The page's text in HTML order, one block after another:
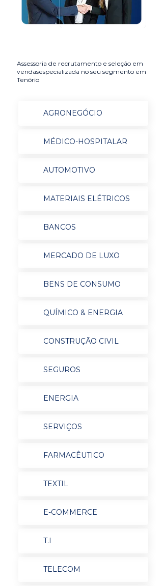
Assessoria de recrutamento e seleção em
vendasespecializada no seu segmento em
Tenório
AGRONEGÓCIO
MÉDICO-HOSPITALAR
AUTOMOTIVO
MATERIAIS ELÉTRICOS
BANCOS
MERCADO DE LUXO
BENS DE CONSUMO
QUÍMICO & ENERGIA
CONSTRUÇÃO CIVIL
SEGUROS
ENERGIA
SERVIÇOS
FARMACÊUTICO
TEXTIL
E-COMMERCE
T.I
TELECOM